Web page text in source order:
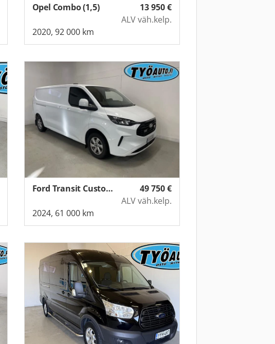
13 950€
ALV väh.kelp.
Opel Combo (1,5)
2020, 92 000 km
49 750€
ALV väh.kelp.
Ford Transit Custom (2,0)
2024, 61 000 km